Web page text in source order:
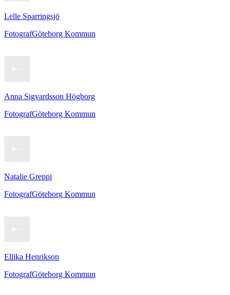
Lelle Sparringsjö
FotografGöteborg Kommun
Anna Sigvardsson Högborg
FotografGöteborg Kommun
Natalie Greppi
FotografGöteborg Kommun
Ellika Henrikson
FotografGöteborg Kommun